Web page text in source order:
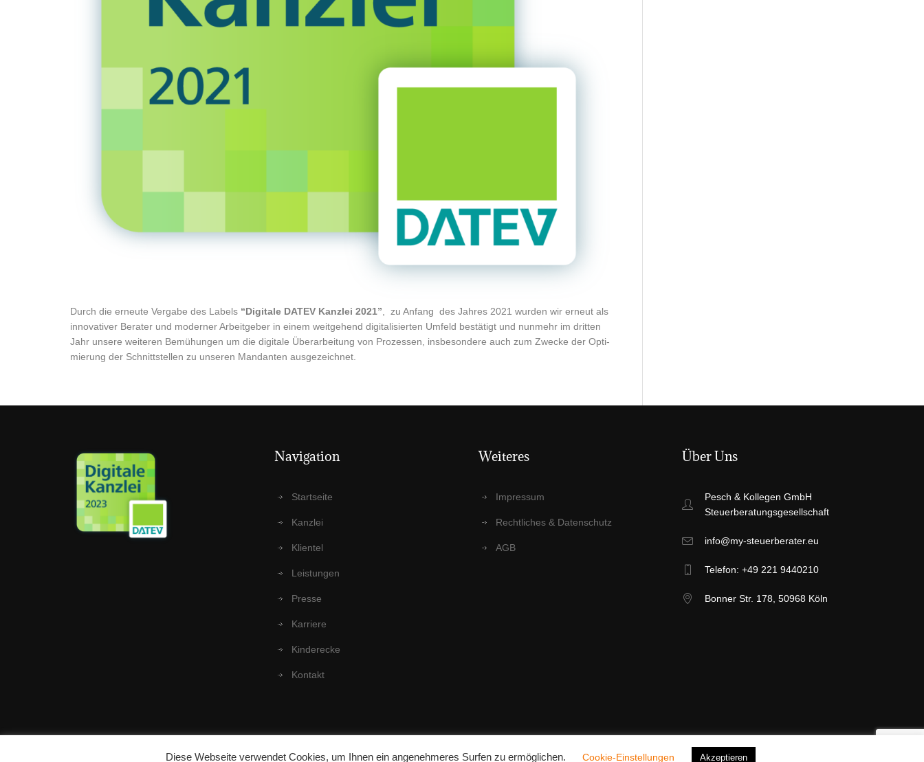
Durch die erneu­te Ver­ga­be des Labels “Digi­ta­le DATEV Kanz­lei 2021” , zu Anfang des Jah­res 2021 wur­den wir erneut als
inno­va­ti­ver Bera­ter und moder­ner Arbeit­ge­ber in einem weit­ge­hend digi­ta­li­sier­ten Umfeld bestä­tigt und nun­mehr im drit­ten
Jahr unse­re wei­te­ren Bemü­hun­gen um die digi­ta­le Über­ar­bei­tung von Pro­zes­sen, ins­be­son­de­re auch zum Zwe­cke der Opti­
mie­rung der Schnitt­stel­len zu unse­ren Man­dan­ten ausgezeichnet.
Navi­ga­ti­on
Start­sei­te
Kanz­lei
Kli­en­tel
Leis­tun­gen
Pres­se
Kar­rie­re
Kin­der­ecke
Kon­takt
Wei­te­res
Impres­sum
Recht­li­ches & Datenschutz
AGB
Über Uns
Pesch & Kollegen GmbH
Steuerberatungsgesellschaft
info@my-steuerberater.eu
Telefon: +49 221 9440210
Bonner Str. 178, 50968 Köln
Pesch & Kollegen GmbH Steuerberatungsgesellschaft © 2025 | All Rights Reserved
Diese Webseite verwendet Cookies, um Ihnen ein angenehmeres Surfen zu ermöglichen. Cookie-Einstellungen Akzeptieren